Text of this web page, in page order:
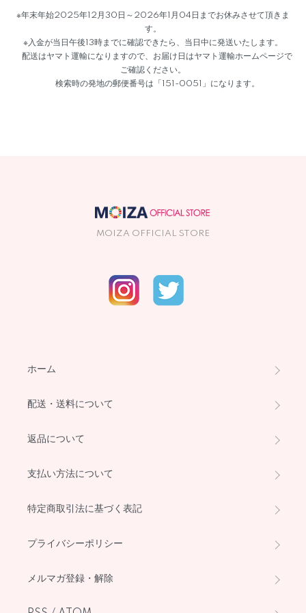
※年末年始2025年12月30日～2026年1月04日までお休みさせて頂きま
す。
※入金が当日午後13時までに確認できたら、当日中に発送いたします。
配送はヤマト運輸になりますので、お届け日はヤマト運輸ホームページで
ご確認ください。
検索時の発地の郵便番号は「151-0051」になります。
MOIZA OFFICIAL STORE
ホーム
配送・送料について
返品について
支払い方法について
特定商取引法に基づく表記
プライバシーポリシー
メルマガ登録・解除